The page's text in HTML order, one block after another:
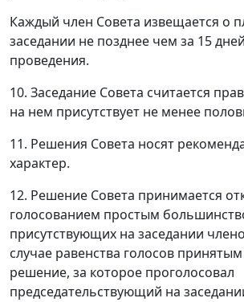
Каждый член Совета извещается о
заседании не позднее чем за 15
проведения.
10. Заседание Совета считается
на нем присутствует не менее
11. Решения Совета носят
характер.
12. Решение Совета принимается
голосованием простым
присутствующих на заседании
случае равенства голосов принятым
решение, за которое проголосовал
председательствующий на